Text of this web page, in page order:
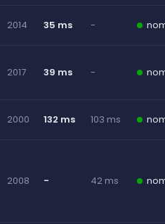
2014 35 ms -
2017 39 ms -
2000 132 ms 103 ms
2008 - 42 ms